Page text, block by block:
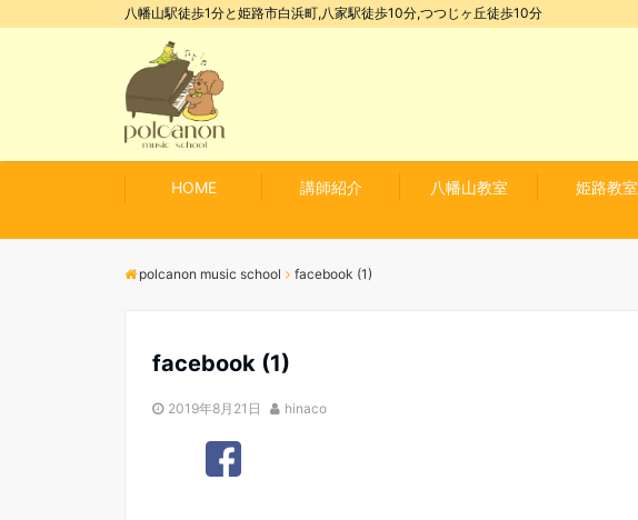
八幡山駅徒歩1分と姫路市白浜町,八家駅徒歩10分,つつじヶ丘徒歩10分
HOME 講師紹介 八幡山教室 姫路教室
polcanon music school facebook (1)
facebook (1)
2019年8月21日 hinaco